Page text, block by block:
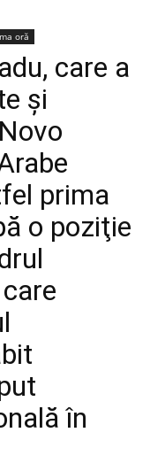
oră
care a
şi
prima
o poziţie
în